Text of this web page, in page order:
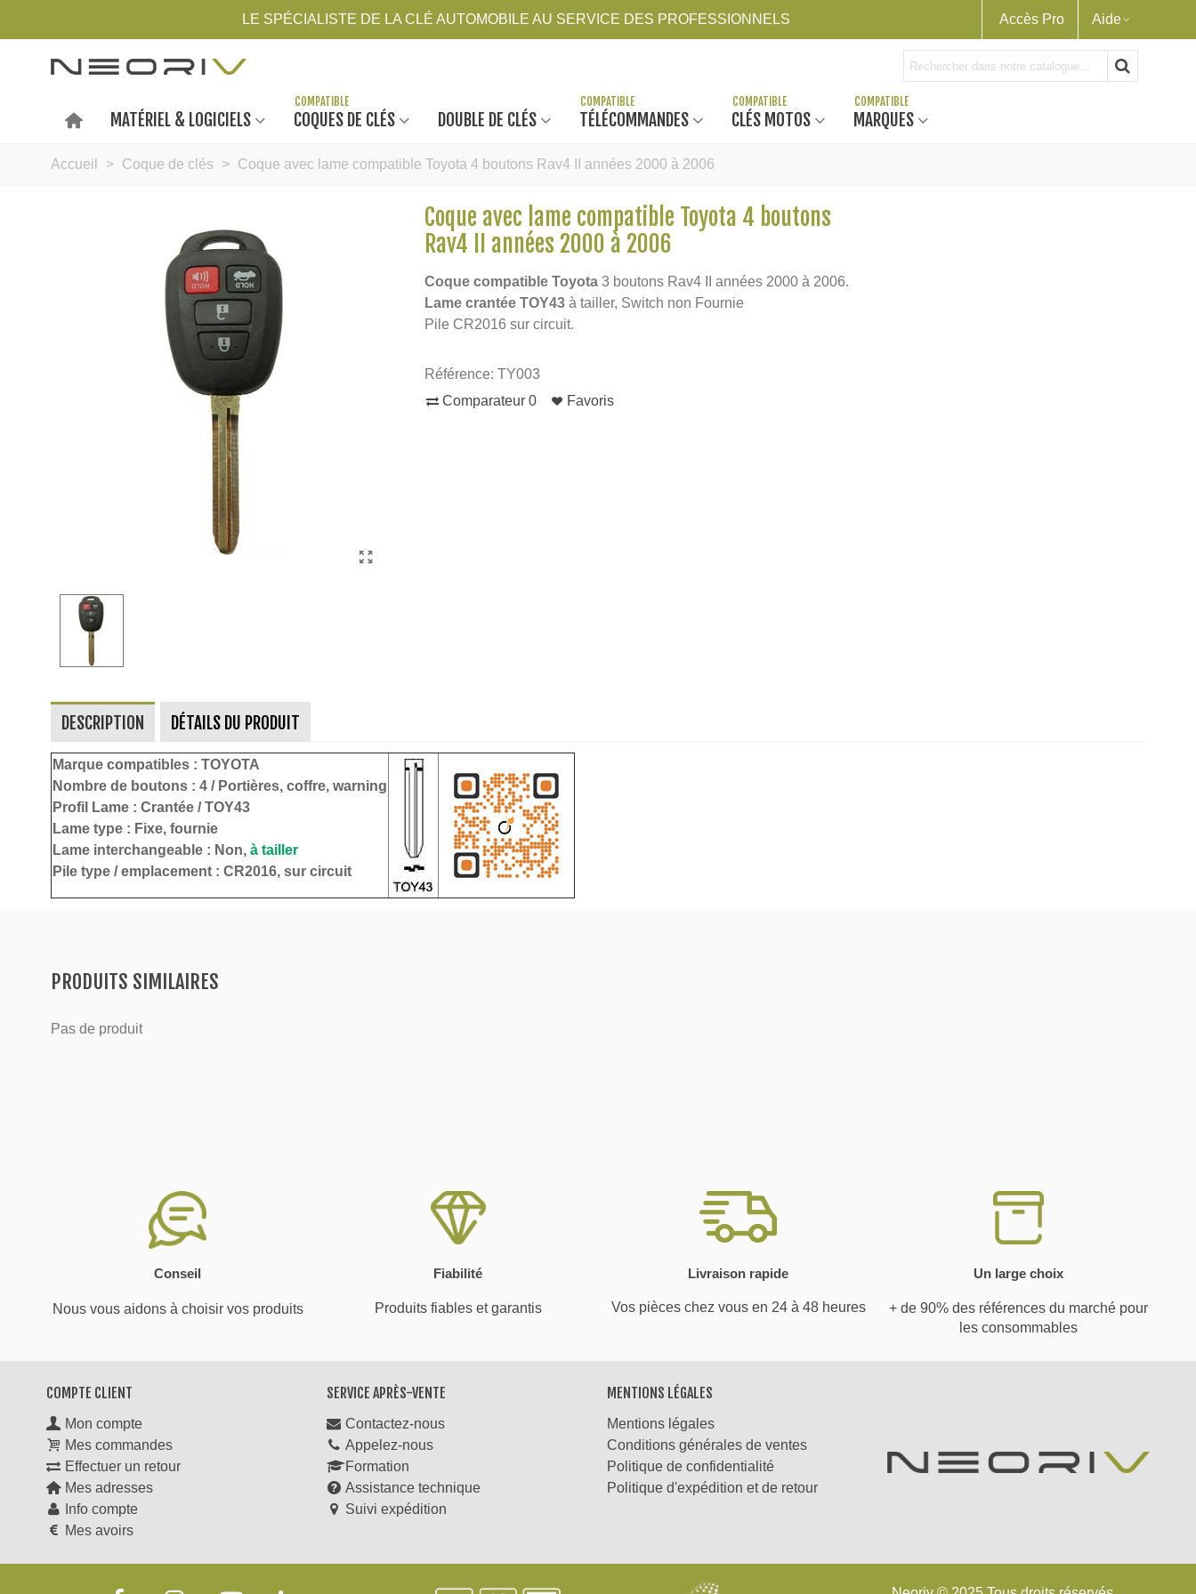
LE SPÉCIALISTE DE LA CLÉ AUTOMOBILE AU SERVICE DES PROFESSIONNELS Accès Pro Aide
MATÉRIEL & LOGICIELS COQUES DE CLÉS DOUBLE DE CLÉS TÉLÉCOMMANDES CLÉS MOTOS MARQUES
Accueil > Coque de clés > Coque avec lame compatible Toyota 4 boutons Rav4 II années 2000 à 2006
Coque avec lame compatible Toyota 4 boutons
Rav4 II années 2000 à 2006
Coque compatible Toyota3 boutons Rav4 II années 2000 à 2006.
Lame crantée TOY43 à tailler, Switch non Fournie
Pile CR2016 sur circuit.
Référence: TY003
Comparateur 0 Favoris
DESCRIPTION DÉTAILS DU PRODUIT
Marque compatibles : TOYOTA
Nombre de boutons : 4 / Portières, coffre, warning
Profil Lame : Crantée / TOY43
Lame type : Fixe, fournie
Lame interchangeable : Non, à tailler
Pile type / emplacement : CR2016, sur circuit
PRODUITS SIMILAIRES
Pas de produit
Conseil Fiabilité Livraison rapide Un large choix
Nous vous aidons à choisir vos produits Produits fiables et garantis Vos pièces chez vous en 24 à 48 heures
+ de 90% des références du marché pour
les consommables
COMPTE CLIENT
Mon compte
Mes commandes
Effectuer un retour
Mes adresses
Info compte
Mes avoirs
SERVICE APRÈS-VENTE
Contactez-nous
Appelez-nous
Formation
Assistance technique
Suivi expédition
MENTIONS LÉGALES
Mentions légales
Conditions générales de ventes
Politique de confidentialité
Politique d'expédition et de retour